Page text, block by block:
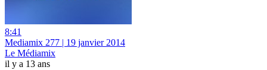
8:41
Mediamix 277 | 19 janvier 2014
Le Médiamix
il y a 13 ans